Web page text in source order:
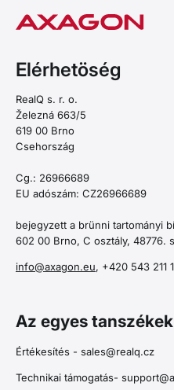
Elérhetöség
RealQ s. r. o.
Železná 663/5
619 00 Brno
Csehország
Cg.: 26966689
EU adószám: CZ26966689
bejegyzett a brünni tartományi
602 00 Brno, C osztály, 48776.
info@axagon.eu, +420 543 211
Az egyes
Értékesítés - sales@realq.cz
Technikai támogatás-